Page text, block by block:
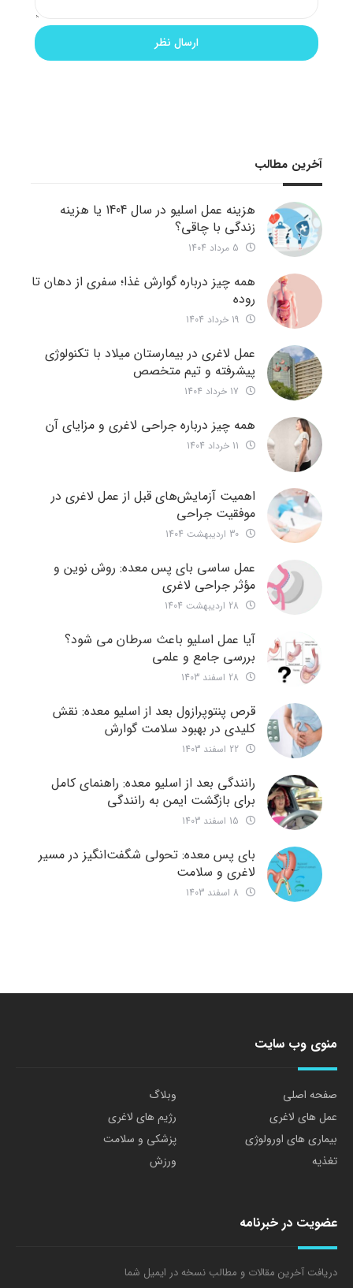
آخرین مطالب
هزینه عمل اسلیو در سال 1404 یا هزینه
زندگی با چاقی؟
همه چیز درباره گوارش غذا؛ سفری از دهان تا
روده
عمل لاغری در بیمارستان میلاد با تکنولوژی
پیشرفته و تیم متخصص
همه چیز درباره جراحی لاغری و مزایای آن
اهمیت آزمایش‌های قبل از عمل لاغری در
موفقیت جراحی
عمل ساسی بای پس معده: روش نوین و
مؤثر جراحی لاغری
آیا عمل اسلیو باعث سرطان می شود؟
بررسی جامع و علمی
قرص پنتوپرازول بعد از اسلیو معده: نقش
کلیدی در بهبود سلامت گوارش
رانندگی بعد از اسلیو معده: راهنمای کامل
برای بازگشت ایمن به رانندگی
بای پس معده: تحولی شگفت‌انگیز در مسیر
لاغری و سلامت
منوی وب سایت
صفحه اصلی
وبلاگ
عمل های لاغری
رژیم های لاغری
بیماری های اورولوژی
پزشکی و سلامت
تغذیه
ورزش
عضویت در خبرنامه
دریافت آخرین مقالات و مطالب نسخه در ایمیل شما